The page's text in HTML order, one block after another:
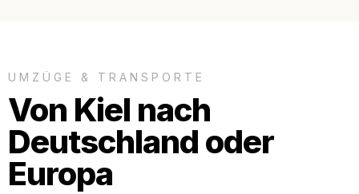
UMZÜGE & TRANSPORTE
Von Kiel nach
Deutschland oder
Europa